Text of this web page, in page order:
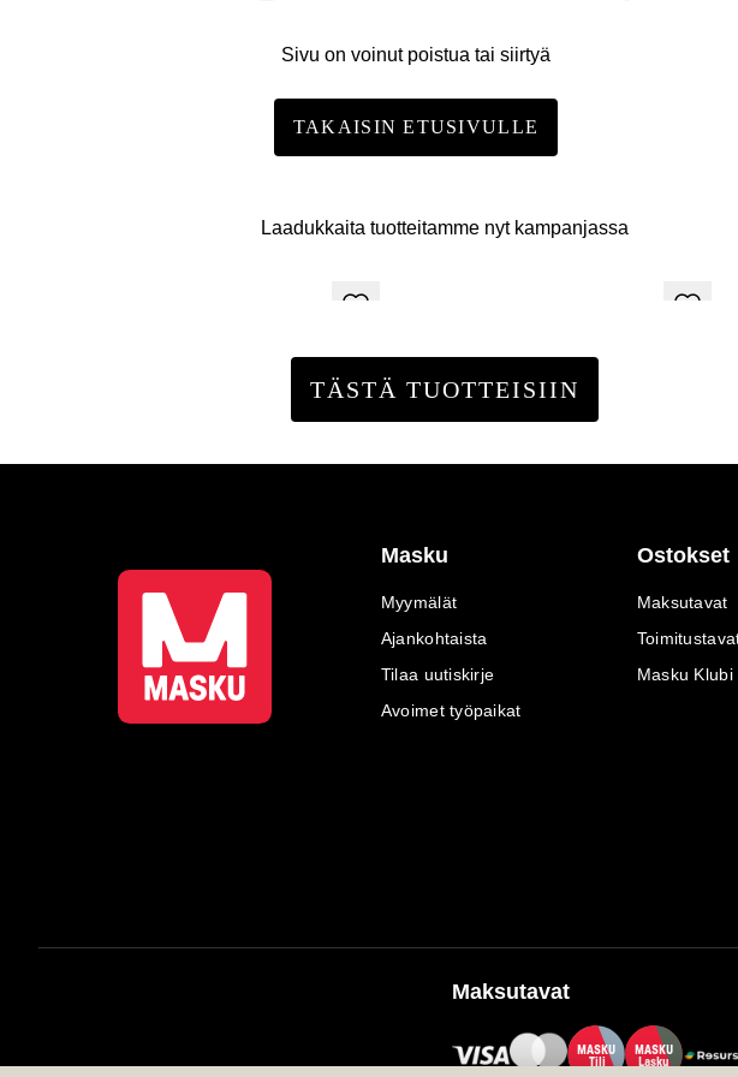
Sivu on voinut poistua tai siirtyä
TAKAISIN ETUSIVULLE
Laadukkaita tuotteitamme nyt kampanjassa
TÄSTÄ TUOTTEISIIN
Masku
Myymälät
Ajankohtaista
Tilaa uutiskirje
Avoimet työpaikat
Ostokset
Maksutavat
Masku Klubi
Maksutavat
MASKU
Tili
MASKU
Lasku